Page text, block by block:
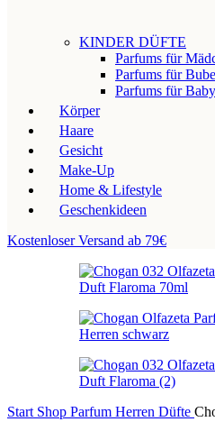
KINDER DÜFTE
Parfums für
Parfums für
Parfums für
Körper
Haare
Gesicht
Make-Up
Home & Lifestyle
Geschenkideen
Kostenloser Versand ab 79€
Start Shop Parfum Herren Düfte